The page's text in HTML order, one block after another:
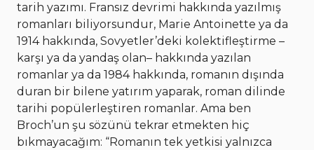
tarih yazımı. Fransız devrimi hakkında yazılmış
romanları biliyorsundur, Marie Antoinette ya da
1914 hakkında, Sovyetler’deki kolektifleştirme –
karşı ya da yandaş olan– hakkında yazılan
romanlar ya da 1984 hakkında, romanın dışında
duran bir bilene yatırım yaparak, roman dilinde
tarihi popülerleştiren romanlar. Ama ben
Broch’un şu sözünü tekrar etmekten hiç
bıkmayacağım: “Romanın tek yetkisi yalnızca